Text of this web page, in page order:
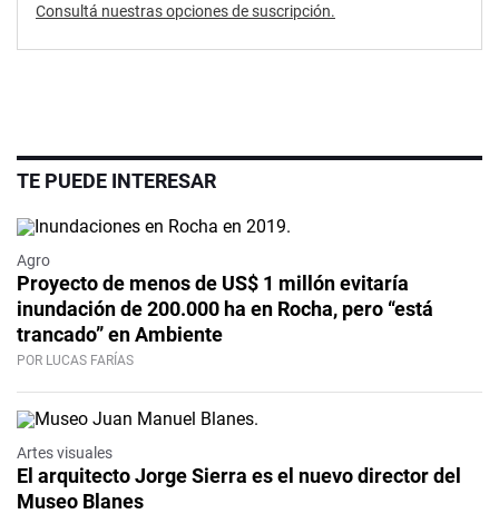
Consultá nuestras opciones de suscripción.
TE PUEDE INTERESAR
Agro
Proyecto de menos de US$ 1 millón evitaría
inundación de 200.000 ha en Rocha, pero “está
trancado” en Ambiente
POR LUCAS FARÍAS
Artes visuales
El arquitecto Jorge Sierra es el nuevo director del
Museo Blanes